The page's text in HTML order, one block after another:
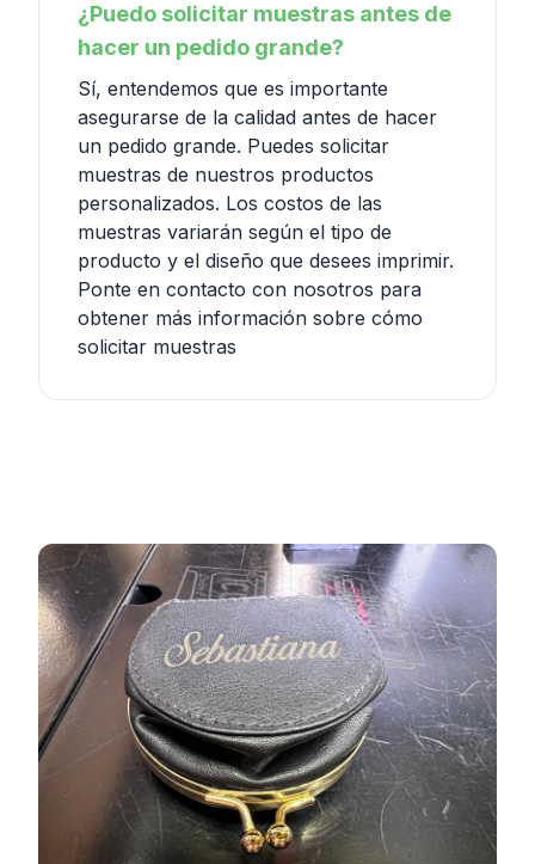
¿Puedo solicitar muestras antes de
hacer un pedido grande?
Sí, entendemos que es importante
asegurarse de la calidad antes de hacer
un pedido grande. Puedes solicitar
muestras de nuestros productos
personalizados. Los costos de las
muestras variarán según el tipo de
producto y el diseño que desees imprimir.
Ponte en contacto con nosotros para
obtener más información sobre cómo
solicitar muestras